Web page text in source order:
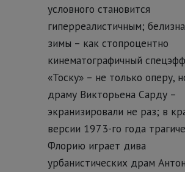
условного становится
гиперреалистичным;
зимы – как стопроцентно
кинематографичный
«Тоску» – не только оперу,
драму Викторьена Сарду –
экранизировали не раз; в
версии 1973-го года
Флорию играет дива
урбанистических драм